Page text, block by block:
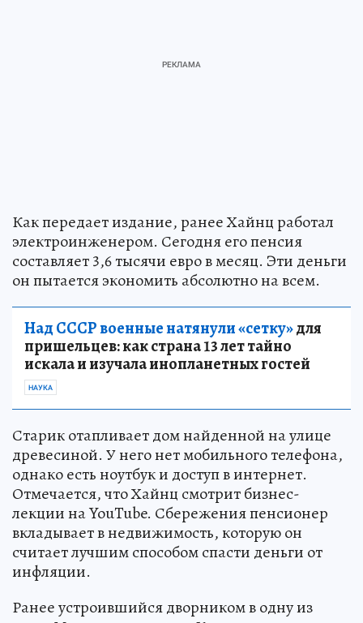
Как передает издание, ранее Хайнц работал
электроинженером. Сегодня его пенсия
составляет 3,6 тысячи евро в месяц. Эти деньги
он пытается экономить абсолютно на всем.
Над СССР военные натянули «сетку»для
пришельцев: как страна 13 лет тайно
искала и изучала инопланетных гостей
НАУКА
Старик отапливает дом найденной на улице
древесиной. У него нет мобильного телефона,
однако есть ноутбук и доступ в интернет.
Отмечается, что Хайнц смотрит бизнес-
лекции на YouTube. Сбережения пенсионер
вкладывает в недвижимость, которую он
считает лучшим способом спасти деньги от
инфляции.
Ранее устроившийся дворником в одну из